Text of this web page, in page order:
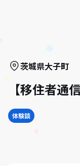
茨城県大子町
【移住者通
体験談